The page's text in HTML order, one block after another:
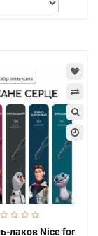
лаков Nice for